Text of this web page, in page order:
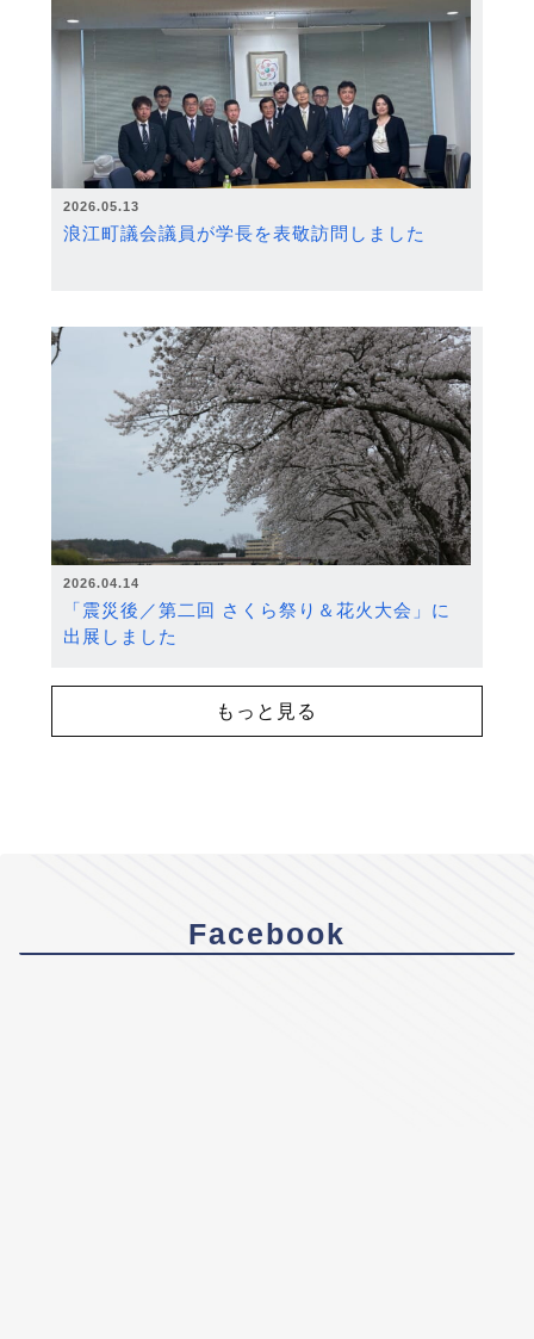
2026.05.13
浪江町議会議員が学長を表敬訪問しました
2026.04.14
「震災後／第二回 さくら祭り＆花火大会」に
出展しました
もっと見る
Facebook